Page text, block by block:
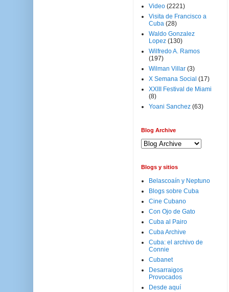
Video (2221)
Visita de Francisco a
Cuba (28)
Waldo Gonzalez
Lopez (130)
Wilfredo A. Ramos
(197)
Wilman Villar (3)
X Semana Social (17)
XXIII Festival de Miami
(8)
Yoani Sanchez (63)
Blog Archive
Blogs y sitios
Belascoaín y Neptuno
Blogs sobre Cuba
Cine Cubano
Con Ojo de Gato
Cuba al Pairo
Cuba Archive
Cuba: el archivo de
Connie
Cubanet
Desarraigos
Provocados
Desde aquí